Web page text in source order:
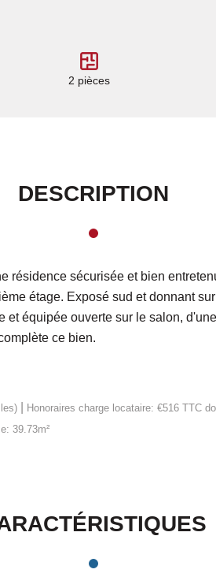
2 pièces
DESCRIPTION
résidence sécurisée et bien
étage. Exposé sud et donnant
équipée ouverte sur le salon,
ce bien.
Honoraires charge locataire: €516 TTC
39.73m²